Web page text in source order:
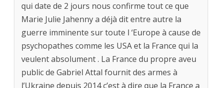
qui date de 2 jours nous confirme tout ce que
Marie Julie Jahenny a déjà dit entre autre la
guerre imminente sur toute l ‘Europe à cause de
psychopathes comme les USA et la France qui la
veulent absolument . La France du propre aveu
public de Gabriel Attal fournit des armes à
l’Ukraine depuis 2014 c’est à dire que la France a